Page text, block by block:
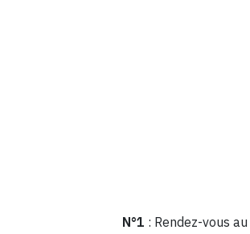
N°1 : Rendez-vous au